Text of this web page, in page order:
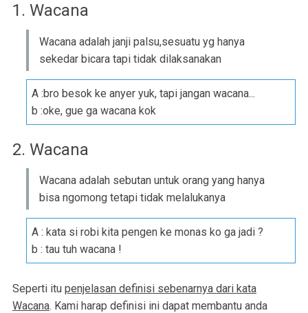
1. Wacana
Wacana adalah janji palsu,sesuatu yg hanya
sekedar bicara tapi tidak dilaksanakan
A :bro besok ke anyer yuk, tapi jangan wacana...
b :oke, gue ga wacana kok
2. Wacana
Wacana adalah sebutan untuk orang yang hanya
bisa ngomong tetapi tidak melalukanya
A : kata si robi kita pengen ke monas ko ga jadi ?
b : tau tuh wacana !
Seperti itu penjelasan definisi sebenarnya dari kata
Wacana. Kami harap definisi ini dapat membantu anda